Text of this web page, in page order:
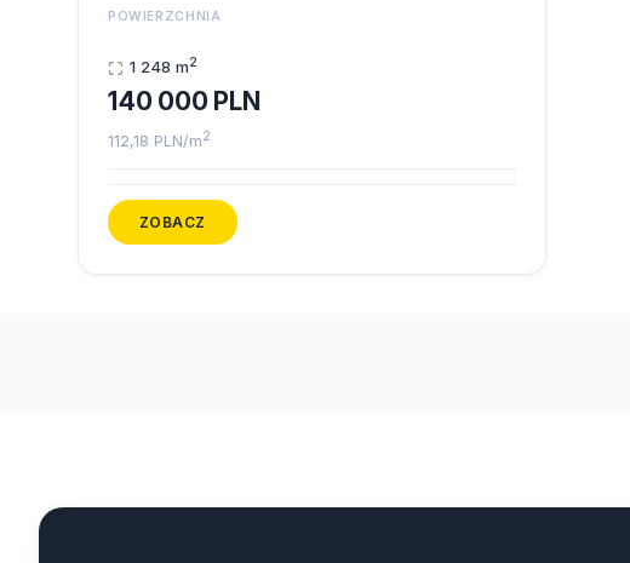
POWIERZCHNIA
1 248 m2
140 000 PLN
112,18 PLN/m2
ZOBACZ